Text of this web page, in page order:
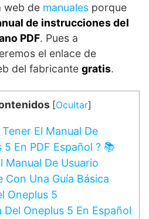
web de manuales porque
de instrucciones del
PDF. Pues a
el enlace de
del fabricante gratis.
[Ocultar]
El Manual De
En PDF Español ? 📚
Manual De Usuario
Con Una Guía Básica
Oneplus 5
Del Oneplus 5 En Español